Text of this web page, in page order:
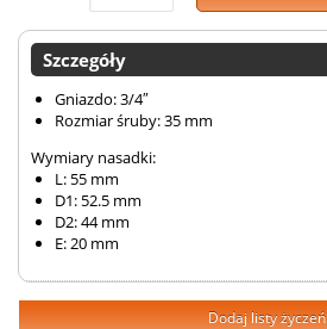
Szczegóły
Gniazdo: 3/4″
Rozmiar śruby: 35 mm
Wymiary nasadki:
L: 55 mm
D1: 52.5 mm
D2: 44 mm
E: 20 mm
Dodaj listy życzeń